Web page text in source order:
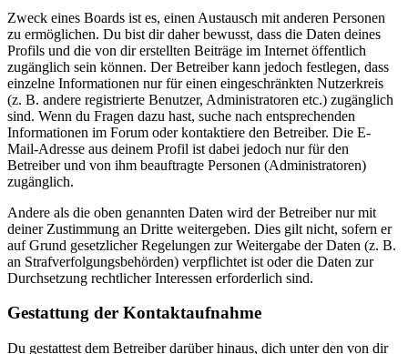
Zweck eines Boards ist es, einen Austausch mit anderen Personen
zu ermöglichen. Du bist dir daher bewusst, dass die Daten deines
Profils und die von dir erstellten Beiträge im Internet öffentlich
zugänglich sein können. Der Betreiber kann jedoch festlegen, dass
einzelne Informationen nur für einen eingeschränkten Nutzerkreis
(z. B. andere registrierte Benutzer, Administratoren etc.) zugänglich
sind. Wenn du Fragen dazu hast, suche nach entsprechenden
Informationen im Forum oder kontaktiere den Betreiber. Die E-
Mail-Adresse aus deinem Profil ist dabei jedoch nur für den
Betreiber und von ihm beauftragte Personen (Administratoren)
zugänglich.
Andere als die oben genannten Daten wird der Betreiber nur mit
deiner Zustimmung an Dritte weitergeben. Dies gilt nicht, sofern er
auf Grund gesetzlicher Regelungen zur Weitergabe der Daten (z. B.
an Strafverfolgungsbehörden) verpflichtet ist oder die Daten zur
Durchsetzung rechtlicher Interessen erforderlich sind.
Gestattung der Kontaktaufnahme
Du gestattest dem Betreiber darüber hinaus, dich unter den von dir